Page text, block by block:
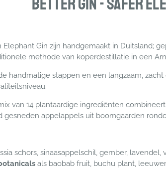
Gin zijn handgemaakt in Duitsland;
methode van koperdestillatie in een
handmatige stappen en een langzaam,
van 14 plantaardige ingrediënten
gesneden appelappels uit boomgaarden
schors, sinaasappelschil, gember,
als baobab fruit, buchu plant,